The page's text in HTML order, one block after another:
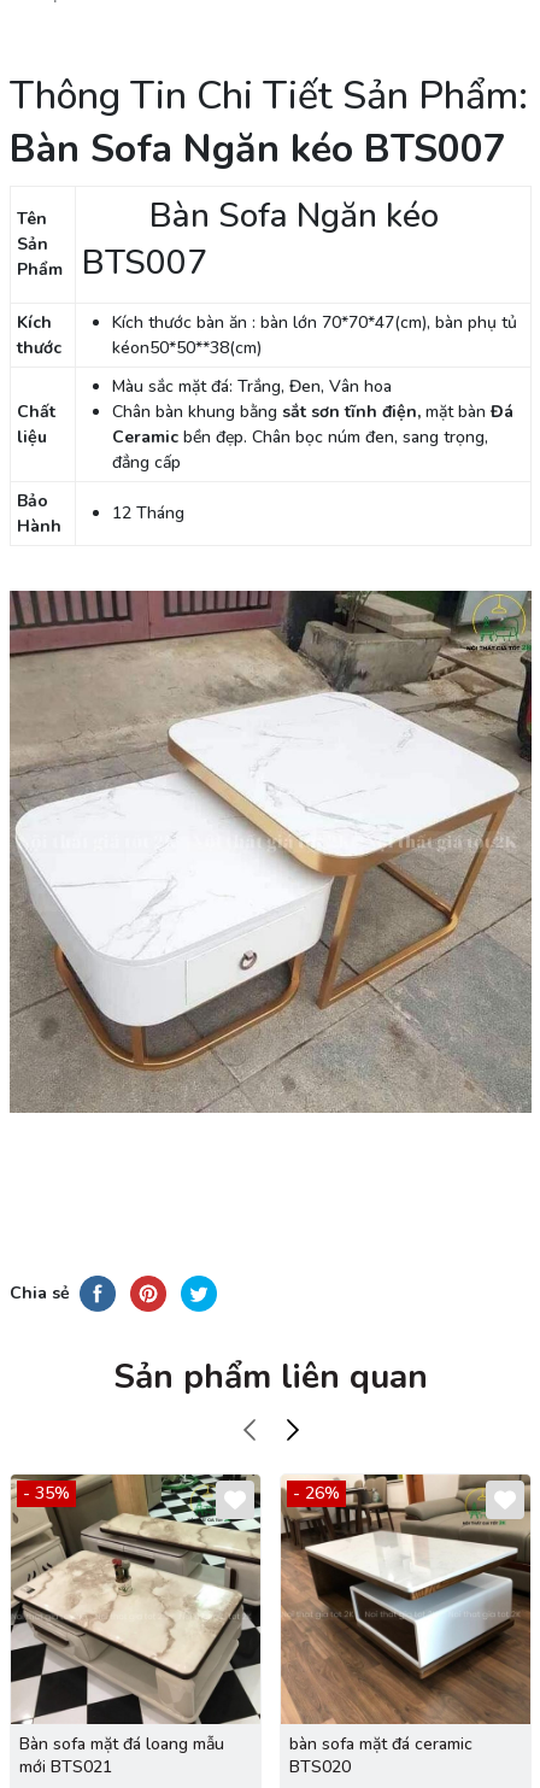
Thông Tin Chi Tiết Sản Phẩm:
Bàn Sofa Ngăn kéo BTS007
Tên
Sản
Phẩm
Bàn Sofa Ngăn kéo
BTS007
Kích
thước
Kích thước bàn ăn : bàn lớn 70*70*47(cm), bàn phụ tủ
kéon50*50**38(cm)
Chất
liệu
Màu sắc mặt đá: Trắng, Đen, Vân hoa
Chân bàn khung bằng sắt sơn tĩnh điện, mặt bàn Đá
Ceramic bền đẹp. Chân bọc núm đen, sang trọng,
đẳng cấp
Bảo
Hành
12 Tháng
Chia sẻ
Sản phẩm liên quan
- 35%
Bàn sofa mặt đá loang mẫu
mới BTS021
- 26%
bàn sofa mặt đá ceramic
BTS020